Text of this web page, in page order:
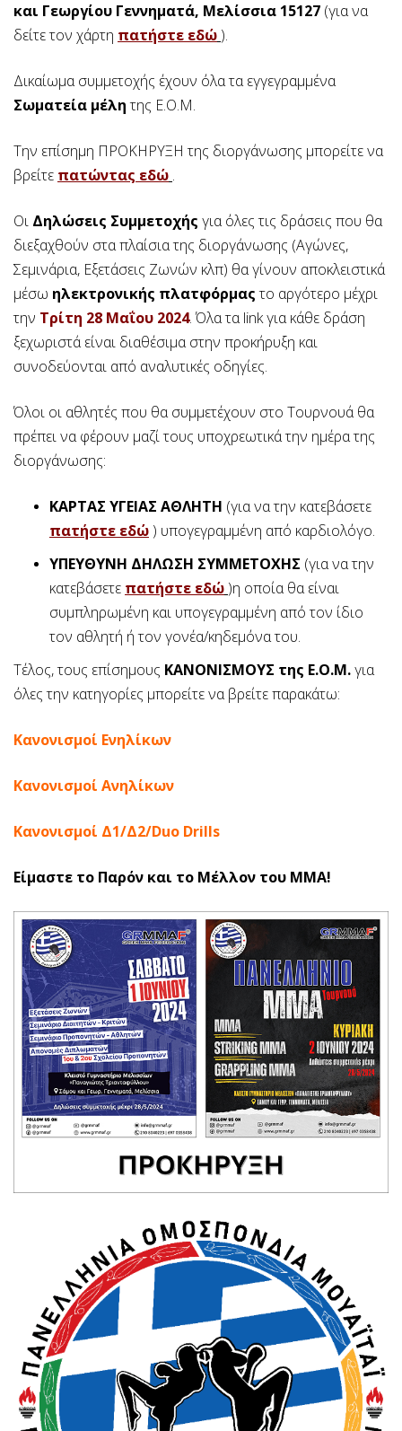
και Γεωργίου Γεννηματά, Μελίσσια 15127 (για να
δείτε τον χάρτη πατήστε εδώ ).
Δικαίωμα συμμετοχής έχουν όλα τα εγγεγραμμένα
Σωματεία μέλητης Ε.Ο.Μ.
Την επίσημη ΠΡΟΚΗΡΥΞΗ της διοργάνωσης μπορείτε να
βρείτε πατώντας εδώ .
Οι Δηλώσεις Συμμετοχής για όλες τις δράσεις που θα
διεξαχθούν στα πλαίσια της διοργάνωσης (Αγώνες,
Σεμινάρια, Εξετάσεις Ζωνών κλπ) θα γίνουν αποκλειστικά
μέσω ηλεκτρονικής πλατφόρμαςτο αργότερο μέχρι
την Τρίτη 28 Μαΐου 2024. Όλα τα link για κάθε δράση
ξεχωριστά είναι διαθέσιμα στην προκήρυξη και
συνοδεύονται από αναλυτικές οδηγίες.
Όλοι οι αθλητές που θα συμμετέχουν στο Τουρνουά θα
πρέπει να φέρουν μαζί τους υποχρεωτικά την ημέρα της
διοργάνωσης:
ΚΑΡΤΑΣ ΥΓΕΙΑΣ ΑΘΛΗΤΗ (για να την κατεβάσετε
πατήστε εδώ ) υπογεγραμμένη από καρδιολόγο.
ΥΠΕΥΘΥΝΗ ΔΗΛΩΣΗ ΣΥΜΜΕΤΟΧΗΣ (για να την
κατεβάσετε πατήστε εδώ )η οποία θα είναι
συμπληρωμένη και υπογεγραμμένη από τον ίδιο
τον αθλητή ή τον γονέα/κηδεμόνα του.
Τέλος, τους επίσημους ΚΑΝΟΝΙΣΜΟΥΣ της Ε.Ο.Μ.για
όλες την κατηγορίες μπορείτε να βρείτε παρακάτω:
Κανονισμοί Ενηλίκων
Κανονισμοί Ανηλίκων
Κανονισμοί Δ1/Δ2/Duo Drills
Είμαστε το Παρόν και το Μέλλον του ΜΜΑ!